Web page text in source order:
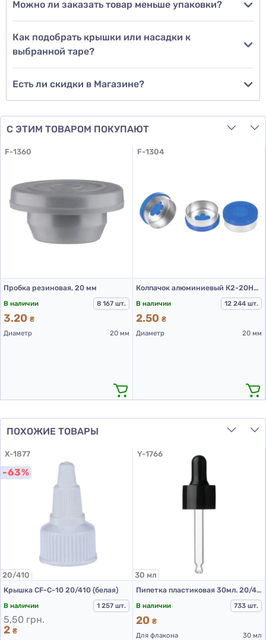
Добавить отзыв
Можно ли заказать товар меньше упаковки?
Как подобрать крышки или насадки к
выбранной таре?
Есть ли скидки в Магазине?
С ЭТИМ ТОВАРОМ ПОКУПАЮТ
F-1360
Пробка резиновая, 20 мм
В наличии
8 167 шт.
3.20 ₴
Диаметр
20 мм
F-1304
Колпачок алюминиевый К2-20НП Синий
В наличии
12 244 шт.
2.50 ₴
Диаметр
20 мм
ПОХОЖИЕ ТОВАРЫ
X-1877
20/410
-63%
Крышка CF-C-10 20/410 (белая)
В наличии
1 257 шт.
5,50 грн.
2 ₴
Y-1766
30 мл
Пипетка пластиковая 30мл. 20/410 черная
В наличии
733 шт.
20 ₴
Для флакона
30 мл